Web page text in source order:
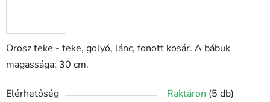
Orosz teke - teke, golyó, lánc, fonott kosár. A bábuk
magassága: 30 cm.
Elérhetőség Raktáron (5 db)